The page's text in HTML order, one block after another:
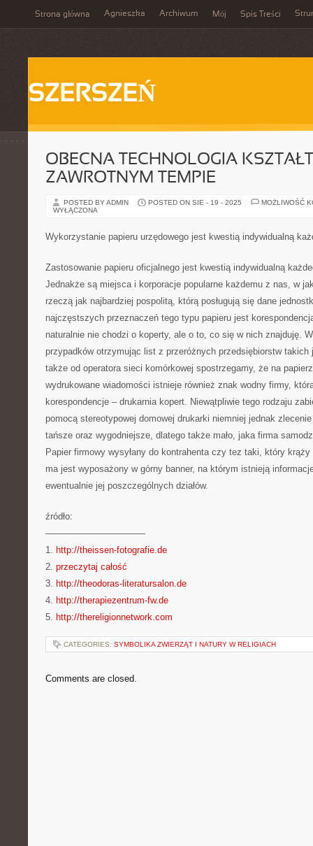
Strona główna Agnieszka Archiwum Mój Spis Treści
SZERSZEŃ
OBECNA TECHNOLOGIA
ZAWROTNYM TEMPIE
POSTED BY ADMIN POSTED ON SIE - 19 - 2025
MOŻLIWOŚĆ
WYŁĄCZONA
Wykorzystanie papieru urzędowego jest kwestią indywidualną
Zastosowanie papieru oficjalnego jest kwestią indywidualną
Jednakże są miejsca i korporacje popularne każdemu z nas, w
rzeczą jak najbardziej pospolitą, którą posługują się dane
najczęstszych przeznaczeń tego typu papieru jest
naturalnie nie chodzi o koperty, ale o to, co się w nich znajduję.
przypadków otrzymując list z przeróżnych przedsiębiorstw takich
także od operatora sieci komórkowej spostrzegamy, że na
wydrukowane wiadomości istnieje również znak wodny firmy,
korespondencje – drukarnia kopert. Niewątpliwie tego rodzaju
pomocą stereotypowej domowej drukarki niemniej jednak
tańsze oraz wygodniejsze, dlatego także mało, jaka firma
Papier firmowy wysyłany do kontrahenta czy tez taki, który
ma jest wyposażony w górny banner, na którym istnieją
ewentualnie jej poszczególnych działów.
źródło:
———————————
1. http://theissen-fotografie.de
2. przeczytaj całość
3. http://theodoras-literatursalon.de
4. http://therapiezentrum-fw.de
5. http://thereligionnetwork.com
CATEGORIES: SYMBOLIKA ZWIERZĄT I NATURY W RELIGIACH
Comments are closed.